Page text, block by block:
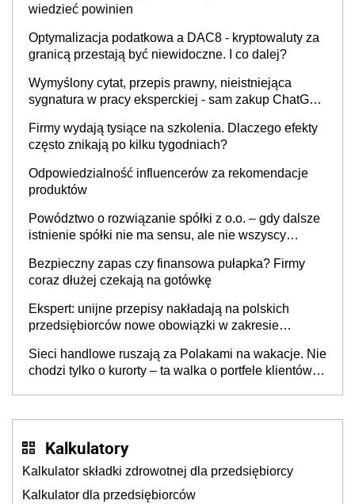
wiedzieć powinien
Optymalizacja podatkowa a DAC8 - kryptowaluty za
granicą przestają być niewidoczne. I co dalej?
Wymyślony cytat, przepis prawny, nieistniejąca
sygnatura w pracy eksperckiej - sam zakup ChatGPT
Firmy wydają tysiące na szkolenia. Dlaczego efekty
często znikają po kilku tygodniach?
Odpowiedzialność influencerów za rekomendacje
produktów
Powództwo o rozwiązanie spółki z o.o. – gdy dalsze
istnienie spółki nie ma sensu, ale nie wszyscy
Bezpieczny zapas czy finansowa pułapka? Firmy
coraz dłużej czekają na gotówkę
Ekspert: unijne przepisy nakładają na polskich
przedsiębiorców nowe obowiązki w zakresie
Sieci handlowe ruszają za Polakami na wakacje. Nie
chodzi tylko o kurorty – ta walka o portfele klientów
Kalkulatory
Kalkulator składki zdrowotnej dla przedsiębiorcy
Kalkulator dla przedsiębiorców